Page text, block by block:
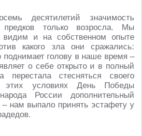
десятилетий значимость
только возросла. Мы
видим и на собственном опыте
какого зла они сражались:
поднимает голову в наше время –
о себе открыто и в полный
перестала стесняться своего
этих условиях День Победы
России дополнительный
нам выпало принять эстафету у